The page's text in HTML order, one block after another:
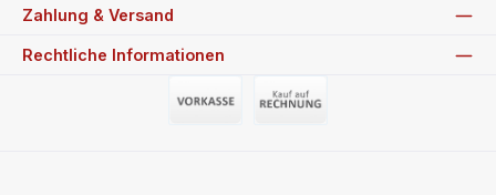
Zahlung & Versand
Rechtliche Informationen